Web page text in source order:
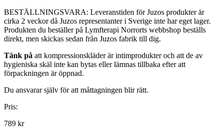
BESTÄLLNINGSVARA: Leveranstiden för Juzos produkter är
cirka 2 veckor då Juzos representanter i Sverige inte har eget lager.
Produkten du beställer på Lymfterapi Norrorts webbshop beställs
direkt, men skickas sedan från Juzos fabrik till dig.
Tänk på att kompressionskläder är intimprodukter och att de av
hygieniska skäl inte kan bytas eller lämnas tillbaka efter att
förpackningen är öppnad.
Du ansvarar själv för att måttagningen blir rätt.
Pris:
789 kr